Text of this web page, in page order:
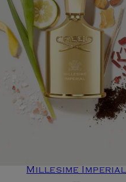
Millesime Imperial